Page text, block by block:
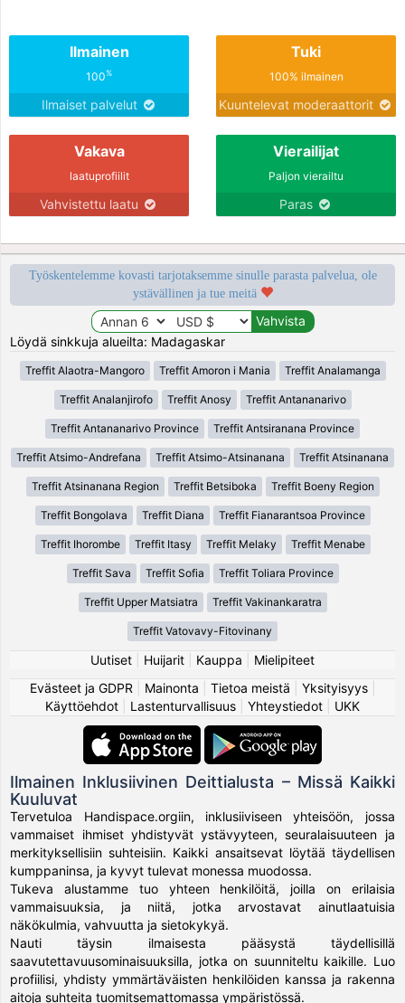
Ilmainen
100%
Ilmaiset palvelut
Tuki
100% ilmainen
Kuuntelevat moderaattorit
Vakava
laatuprofiilit
Vahvistettu laatu
Vierailijat
Paljon vierailtu
Paras
Työskentelemme kovasti tarjotaksemme sinulle parasta palvelua, ole
ystävällinen ja tue meitä
Löydä sinkkuja alueilta: Madagaskar
Treffit Alaotra-Mangoro Treffit Amoron i Mania Treffit Analamanga
Treffit Analanjirofo Treffit Anosy Treffit Antananarivo
Treffit Antananarivo Province Treffit Antsiranana Province
Treffit Atsimo-Andrefana Treffit Atsimo-Atsinanana Treffit Atsinanana
Treffit Atsinanana Region Treffit Betsiboka Treffit Boeny Region
Treffit Bongolava Treffit Diana Treffit Fianarantsoa Province
Treffit Ihorombe Treffit Itasy Treffit Melaky Treffit Menabe
Treffit Sava Treffit Sofia Treffit Toliara Province
Treffit Upper Matsiatra Treffit Vakinankaratra
Treffit Vatovavy-Fitovinany
Uutiset Huijarit Kauppa
Mielipiteet
Evästeet ja GDPR
Mainonta Tietoa meistä Yksityisyys|
Käyttöehdot
Lastenturvallisuus Yhteystiedot UKK
Ilmainen Inklusiivinen Deittialusta – Missä Kaikki
Kuuluvat
Tervetuloa Handispace.orgiin, inklusiiviseen yhteisöön, jossa
vammaiset ihmiset yhdistyvät ystävyyteen, seuralaisuuteen ja
merkityksellisiin suhteisiin. Kaikki ansaitsevat löytää täydellisen
kumppaninsa, ja kyvyt tulevat monessa muodossa.
Tukeva alustamme tuo yhteen henkilöitä, joilla on erilaisia
vammaisuuksia, ja niitä, jotka arvostavat ainutlaatuisia
näkökulmia, vahvuutta ja sietokykyä.
Nauti täysin ilmaisesta pääsystä täydellisillä
saavutettavuusominaisuuksilla, jotka on suunniteltu kaikille. Luo
profiilisi, yhdisty ymmärtäväisten henkilöiden kanssa ja rakenna
aitoja suhteita tuomitsemattomassa ympäristössä.